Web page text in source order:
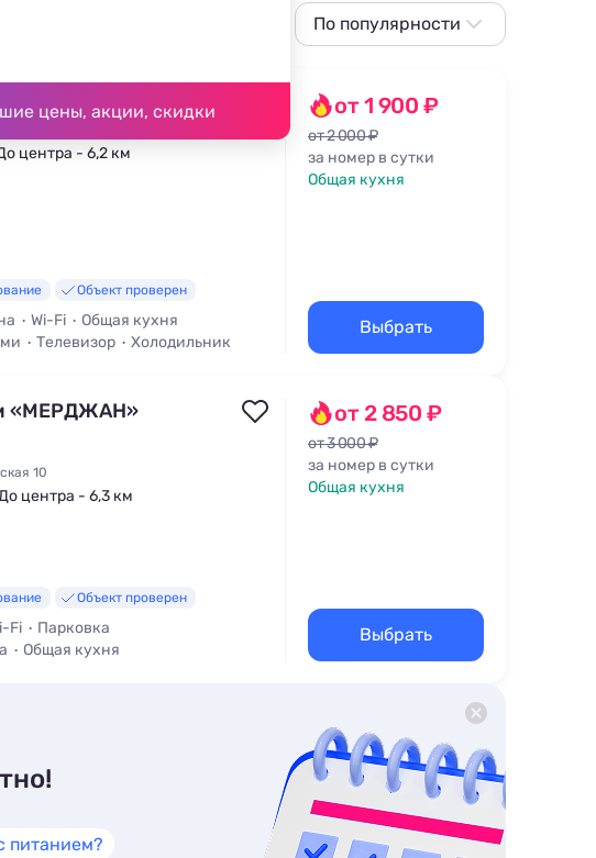
цены, акции, скидки
С бассейном с подогревом
По популярности
Сначала дешевле
Сначала дороже
Ближе к морю
центра - 6,2 км
Объект проверен
Wi-Fi
Общая кухня
Телевизор Холодильник
от 1 900 ₽
от 2 000 ₽
за номер в сутки
Общая кухня
Выбрать
«МЕРДЖАН»
10
центра - 6,3 км
Объект проверен
Fi
Парковка
Общая кухня
от 2 850 ₽
от 3 000 ₽
за номер в сутки
Общая кухня
Выбрать
питанием?